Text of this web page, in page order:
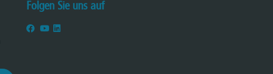
Folgen Sie uns auf